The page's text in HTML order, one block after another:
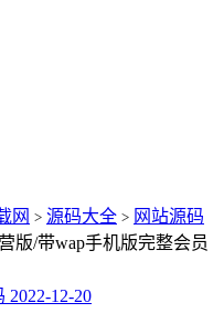
网 > 源码大全 > 网站源码
版/带wap手机版完整会员
2022-12-20